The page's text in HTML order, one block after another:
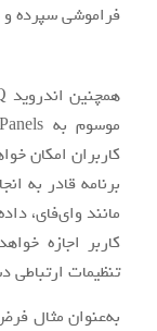
فراموشی سپرده و
کاربران امکان
برنامه قادر به
مانند وای‌فای،
کاربر اجازه
تنظیمات ارتباطی
به‌عنوان مثال